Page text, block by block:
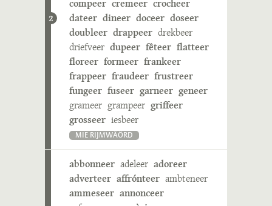
2
compeer cremeer crocheer
dateer dineer doceer doseer
doubleer drappeer drekbeer
driefveer dupeer fêteer flatteer
floreer formeer frankeer
frappeer fraudeer frustreer
fungeer fuseer garneer geneer
grameer grampeer griffeer
grosseer iesbeer
MIE RIJMWÄÖRD
abbonneer adeleer adoreer
adverteer affrónteer ambteneer
ammeseer annonceer